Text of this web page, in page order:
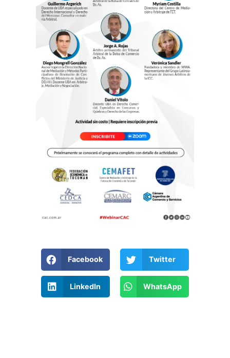
Facebook Twitter
LinkedIn WhatsApp